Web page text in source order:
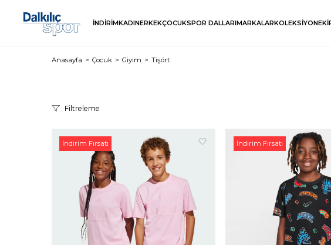
İNDİRİMKADINERKEKÇOCUKSPOR DALLARIMARKALARKOLEKSİYON
Anasayfa Çocuk Giyim Tişört
Filtreleme
İndirim Fırsatı İndirim Fırsatı